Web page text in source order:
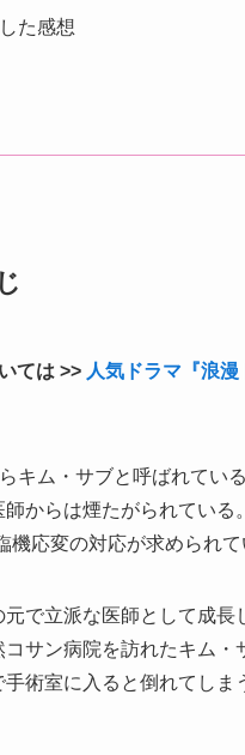
た感想
ては >> 人気ドラマ『浪
キム・サブと呼ばれてい
からは煙たがられている
応変の対応が求められて
で立派な医師として成長
サン病院を訪れたキム
術室に入ると倒れてし